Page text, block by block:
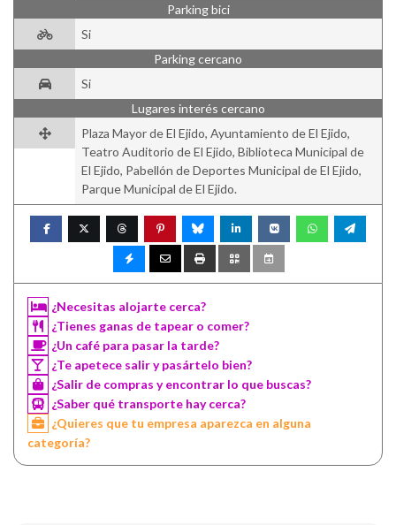
Parking bici
Si
Parking cercano
Si
Lugares interés cercano
Plaza Mayor de El Ejido, Ayuntamiento de El Ejido,
Teatro Auditorio de El Ejido, Biblioteca Municipal de
El Ejido, Pabellón de Deportes Municipal de El Ejido,
Parque Municipal de El Ejido.
¿Necesitas alojarte cerca?
¿Tienes ganas de tapear o comer?
¿Un café para pasar la tarde?
¿Te apetece salir y pasártelo bien?
¿Salir de compras y encontrar lo que buscas?
¿Saber qué transporte hay cerca?
¿Quieres que tu empresa aparezca en alguna
categoría?